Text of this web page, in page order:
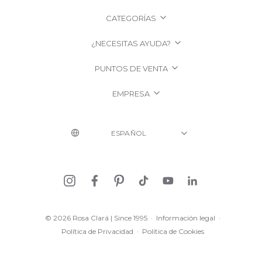
CATEGORÍAS
¿NECESITAS AYUDA?
PUNTOS DE VENTA
EMPRESA
© 2026 Rosa Clará | Since 1995 · Información legal ·
Política de Privacidad · Política de Cookies